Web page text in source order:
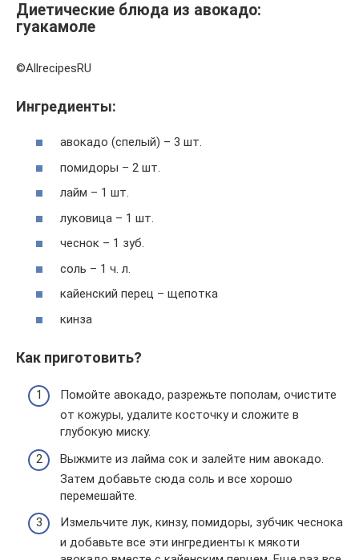
Диетические блюда из авокадо:
гуакамоле
©AllrecipesRU
Ингредиенты:
авокадо (спелый) – 3 шт.
помидоры – 2 шт.
лайм – 1 шт.
луковица – 1 шт.
чеснок – 1 зуб.
соль – 1 ч. л.
кайенский перец – щепотка
кинза
Как приготовить?
Помойте авокадо, разрежьте пополам, очистите
от кожуры, удалите косточку и сложите в
глубокую миску.
Выжмите из лайма сок и залейте ним авокадо.
Затем добавьте сюда соль и все хорошо
перемешайте.
Измельчите лук, кинзу, помидоры, зубчик чеснока
и добавьте все эти ингредиенты к мякоти